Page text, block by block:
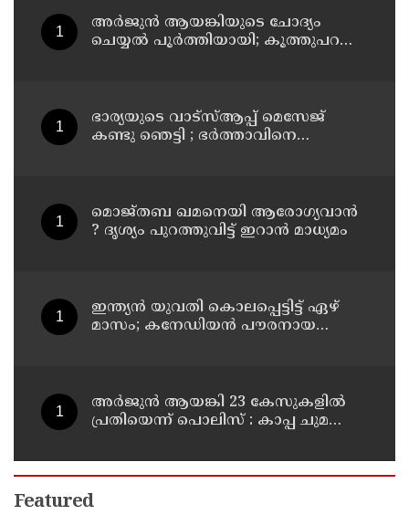
അര്‍ജുന്‍ ആയങ്കിയുടെ ചോദ്യം
ചെയ്യല്‍ പൂര്‍ത്തിയായി; കൂത്തുപറമ്പ്
ഭാര്യയുടെ വാട്സ്ആപ്പ് മെസേജ്
കണ്ടു ഞെട്ടി ; ഭര്‍ത്താവിനെ
യുവതിയും സുഹൃത്തും ഒളിവില്‍
മൊജ്തബ ഖമനെയി ആരോഗ്യവാന്‍
? ദൃശ്യം പുറത്തുവിട്ട് ഇറാന്‍ മാധ്യമം
ഇന്ത്യന്‍ യുവതി കൊലപ്പെട്ടിട്ട് ഏഴ്
മാസം; കനേഡിയന്‍ പൗരനായ
അര്‍ജുന്‍ ആയങ്കി 23 കേസുകളില്‍
പ്രതിയെന്ന് പൊലിസ് : കാപ്പ ചുമത്തി
Featured